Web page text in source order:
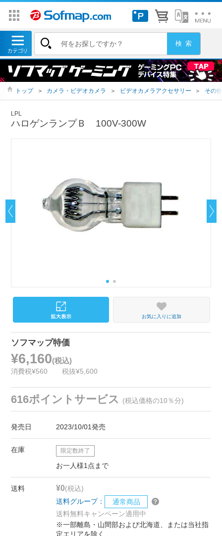
トップ ＞ カメラ・ビデオカメラ ＞ ビデオカメラアクセサリー ＞ その
LPL
ハロゲンランプＢ 100V-300W
お気に入りに追加
ソフマップ特価
¥6,160(税込)
消費税¥560 税抜¥5,600
616ポイントサービス (税込価格の10％分)
発売日 2023/10/01発売
在庫 限定数終了
お一人様1点まで
送料 ¥0(税込)
送料グループ：
通常商品
送料無料キャンペーン適用中
※一部離島・山間部および北海道、または当社指
定エリアを除く